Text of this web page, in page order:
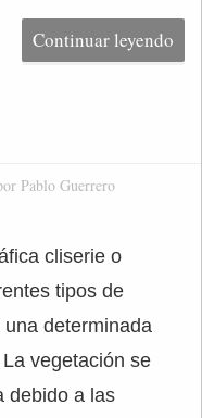
Continuar leyendo
Pablo Guerrero
cliserie o
tipos de
determinada
vegetación se
debido a las